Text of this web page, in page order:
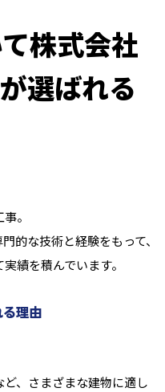
株式会社
選ばれる
。
的な技術と経験をもって、
績を積んでいます。
理由
、さまざまな建物に適し